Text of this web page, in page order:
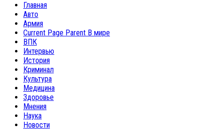
Главная
Авто
Армия
Current Page Parent В мире
ВПК
Интервью
История
Криминал
Культура
Медицина
Здоровье
Мнения
Наука
Новости